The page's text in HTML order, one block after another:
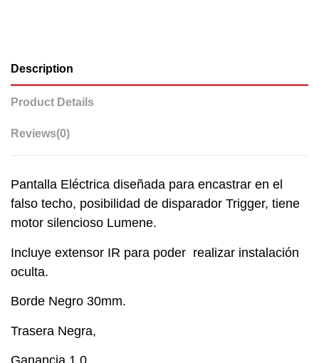
Description
Product Details
Reviews(0)
Pantalla Eléctrica diseñada para encastrar en el
falso techo, posibilidad de disparador Trigger, tiene
motor silencioso Lumene.
Incluye extensor IR para poder realizar instalación
oculta.
Borde Negro 30mm.
Trasera Negra,
Ganancia 1.0,